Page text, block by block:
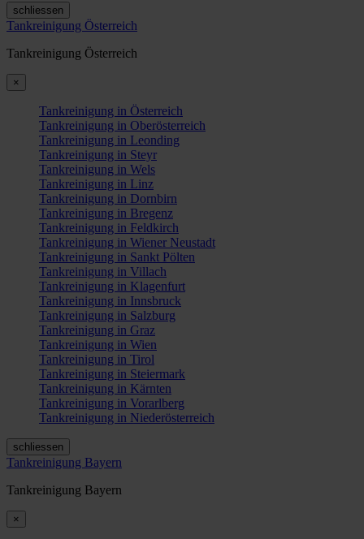
schliessen
Tankreinigung Österreich
Tankreinigung Österreich
×
Tankreinigung in Österreich
Tankreinigung in Oberösterreich
Tankreinigung in Leonding
Tankreinigung in Steyr
Tankreinigung in Wels
Tankreinigung in Linz
Tankreinigung in Dornbirn
Tankreinigung in Bregenz
Tankreinigung in Feldkirch
Tankreinigung in Wiener Neustadt
Tankreinigung in Sankt Pölten
Tankreinigung in Villach
Tankreinigung in Klagenfurt
Tankreinigung in Innsbruck
Tankreinigung in Salzburg
Tankreinigung in Graz
Tankreinigung in Wien
Tankreinigung in Tirol
Tankreinigung in Steiermark
Tankreinigung in Kärnten
Tankreinigung in Vorarlberg
Tankreinigung in Niederösterreich
schliessen
Tankreinigung Bayern
Tankreinigung Bayern
×